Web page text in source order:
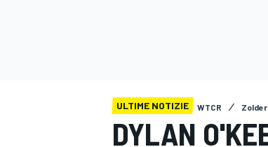
ULTIME NOTIZIE WTCR Zolder
DYLAN